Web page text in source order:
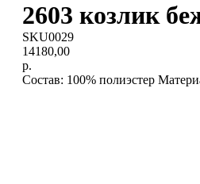
2603 козлик
SKU0029
14180,00
р.
Состав: 100% полиэстер